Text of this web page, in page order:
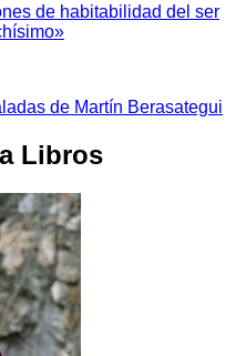
de habitabilidad del ser
de Martín Berasategui